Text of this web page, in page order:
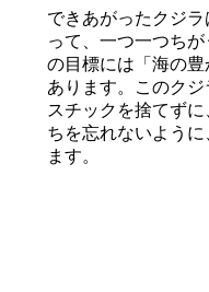
できあがったクジ
って、一つ一つち
の目標には「海の
あります。このク
スチックを捨てず
ちを忘れないよう
ます。